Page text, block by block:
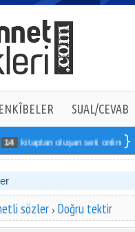
SUAL/CEVAB
oluşan seti online
sözler Doğru tektir